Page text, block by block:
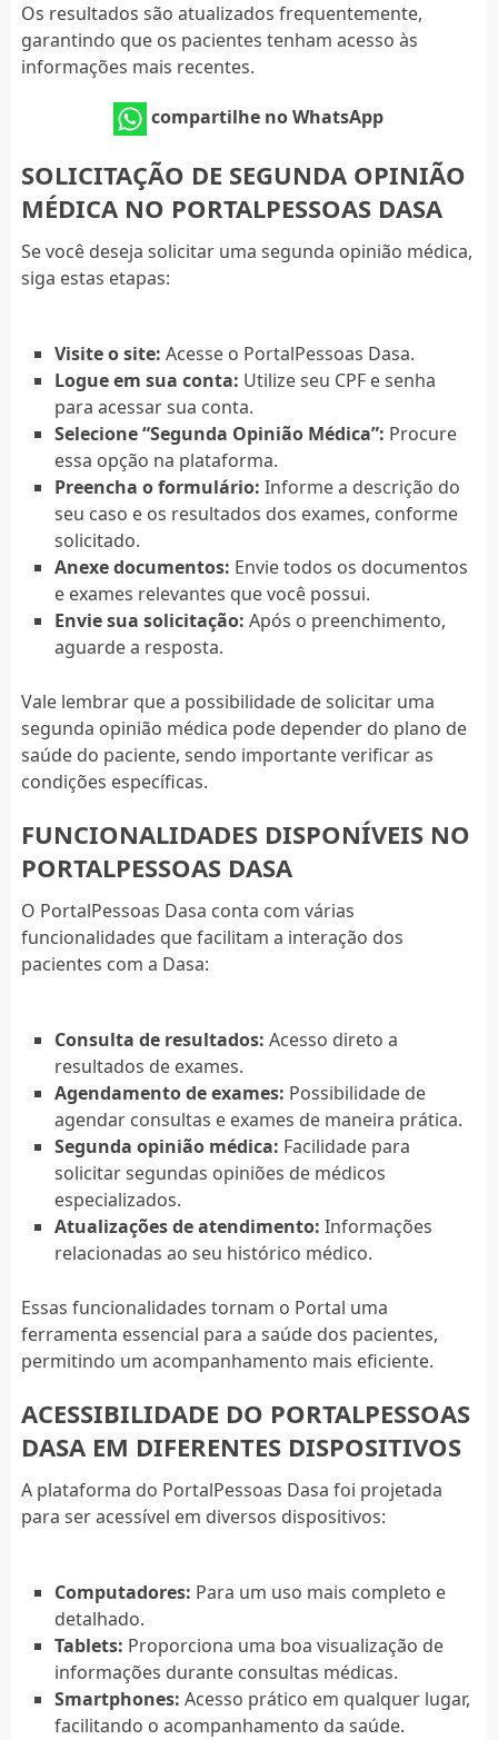
Os resultados são atualizados frequentemente,
garantindo que os pacientes tenham acesso às
informações mais recentes.
compartilhe no WhatsApp
SOLICITAÇÃO DE SEGUNDA OPINIÃO
MÉDICA NO PORTALPESSOAS DASA
Se você deseja solicitar uma segunda opinião médica,
siga estas etapas:
Visite o site: Acesse o PortalPessoas Dasa.
Logue em sua conta: Utilize seu CPF e senha
para acessar sua conta.
Selecione “Segunda Opinião Médica”: Procure
essa opção na plataforma.
Preencha o formulário: Informe a descrição do
seu caso e os resultados dos exames, conforme
solicitado.
Anexe documentos: Envie todos os documentos
e exames relevantes que você possui.
Envie sua solicitação: Após o preenchimento,
aguarde a resposta.
Vale lembrar que a possibilidade de solicitar uma
segunda opinião médica pode depender do plano de
saúde do paciente, sendo importante verificar as
condições específicas.
FUNCIONALIDADES DISPONÍVEIS NO
PORTALPESSOAS DASA
O PortalPessoas Dasa conta com várias
funcionalidades que facilitam a interação dos
pacientes com a Dasa:
Consulta de resultados: Acesso direto a
resultados de exames.
Agendamento de exames: Possibilidade de
agendar consultas e exames de maneira prática.
Segunda opinião médica: Facilidade para
solicitar segundas opiniões de médicos
especializados.
Atualizações de atendimento: Informações
relacionadas ao seu histórico médico.
Essas funcionalidades tornam o Portal uma
ferramenta essencial para a saúde dos pacientes,
permitindo um acompanhamento mais eficiente.
ACESSIBILIDADE DO PORTALPESSOAS
DASA EM DIFERENTES DISPOSITIVOS
A plataforma do PortalPessoas Dasa foi projetada
para ser acessível em diversos dispositivos:
Computadores: Para um uso mais completo e
detalhado.
Tablets: Proporciona uma boa visualização de
informações durante consultas médicas.
Smartphones: Acesso prático em qualquer lugar,
facilitando o acompanhamento da saúde.